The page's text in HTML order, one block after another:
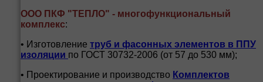
ООО ПКФ "ТЕПЛО" - многофункциональный
комплекс:
• Изготовление труб и фасонных элементов в ППУ
изоляции по ГОСТ 30732-2006 (от 57 до 530 мм);
• Проектирование и производство Комплектов